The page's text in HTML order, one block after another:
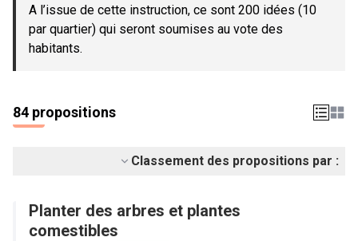
A l’issue de cette instruction, ce sont 200 idées (10
par quartier) qui seront soumises au vote des
habitants.
84 propositions
Classement des propositions par :
Planter des arbres et plantes
comestibles